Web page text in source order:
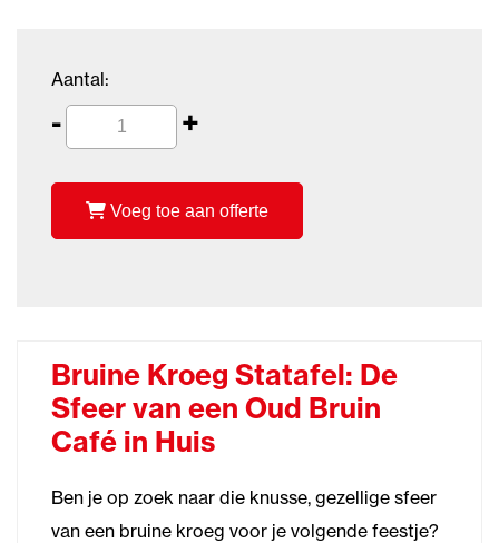
Aantal:
- +
Voeg toe aan offerte
Bruine Kroeg Statafel: De
Sfeer van een Oud Bruin
Café in Huis
Ben je op zoek naar die knusse, gezellige sfeer
van een bruine kroeg voor je volgende feestje?